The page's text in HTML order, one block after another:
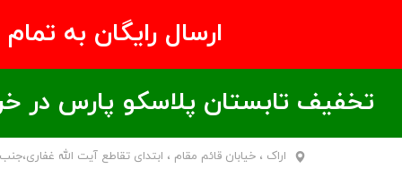
ارسال رایگان به تمام نقاط
تخفیف تابستان پلاسکو پارس در خریدهای بالای ۶00 هزار تومان /
اراک ، خیابان قائم مقام ، ابتدای تقاطع آیت الله